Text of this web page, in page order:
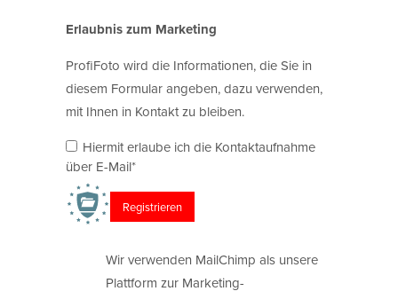
Erlaubnis zum Marketing
ProfiFoto wird die Informationen, die Sie in
diesem Formular angeben, dazu verwenden,
mit Ihnen in Kontakt zu bleiben.
Hiermit erlaube ich die Kontaktaufnahme
über E-Mail*
Wir verwenden MailChimp als unsere
Plattform zur Marketing-